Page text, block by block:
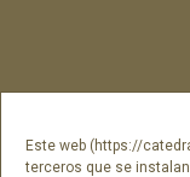
Este web (https://
terceros que se